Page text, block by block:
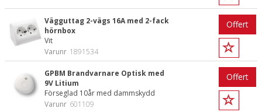
Vägguttag 2-vägs 16A med 2-fack
hörnbox
Vit
Varunr 1891534
Offert
GPBM Brandvarnare Optisk med
9V Litium
Förseglad 10år med dammskydd
Varunr 601109
Offert